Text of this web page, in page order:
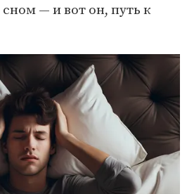
— и вот он, путь к